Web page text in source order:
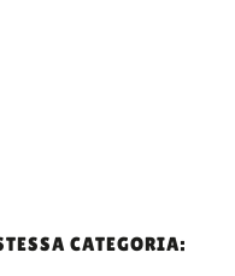
CATEGORIA: